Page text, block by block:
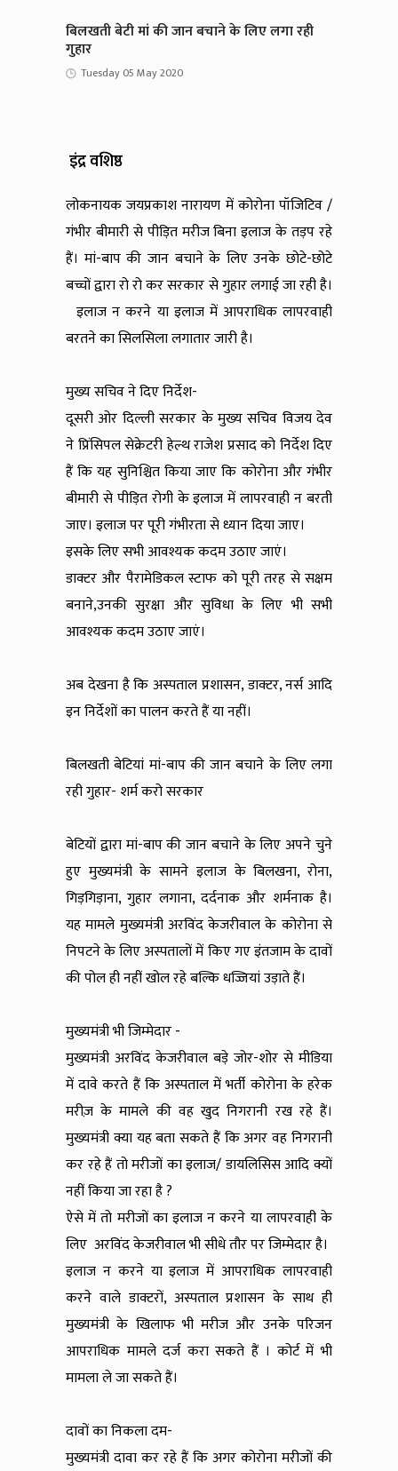
बिलखती बेटी मां की जान बचाने के लिए लगा रही
गुहार
Tuesday 05 May 2020
इंद्र वशिष्ठ
लोकनायक जयप्रकाश नारायण में कोरोना पॉजिटिव /
गंभीर बीमारी से पीड़ित मरीज बिना इलाज के तड़प रहे
हैं। मां-बाप की जान बचाने के लिए उनके छोटे-छोटे
बच्चों द्वारा रो रो कर सरकार से गुहार लगाई जा रही है।
इलाज न करने या इलाज में आपराधिक लापरवाही
बरतने का सिलसिला लगातार जारी है।
मुख्य सचिव ने दिए निर्देश-
दूसरी ओर दिल्ली सरकार के मुख्य सचिव विजय देव
ने प्रिंसिपल सेक्रेटरी हेल्थ राजेश प्रसाद को निर्देश दिए
हैं कि यह सुनिश्चित किया जाए कि कोरोना और गंभीर
बीमारी से पीड़ित रोगी के इलाज में लापरवाही न बरती
जाए। इलाज पर पूरी गंभीरता से ध्यान दिया जाए।
इसके लिए सभी आवश्यक कदम उठाए जाएं।
डाक्टर और पैरामेडिकल स्टाफ को पूरी तरह से सक्षम
बनाने,उनकी सुरक्षा और सुविधा के लिए भी सभी
आवश्यक कदम उठाए जाएं।
अब देखना है कि अस्पताल प्रशासन, डाक्टर, नर्स आदि
इन निर्देशों का पालन करते हैं या नहीं।
बिलखती बेटियां मां-बाप की जान बचाने के लिए लगा
रही गुहार- शर्म करो सरकार
बेटियों द्वारा मां-बाप की जान बचाने के लिए अपने चुने
हुए मुख्यमंत्री के सामने इलाज के बिलखना, रोना,
गिड़गिड़ाना, गुहार लगाना, दर्दनाक और शर्मनाक है।
यह मामले मुख्यमंत्री अरविंद केजरीवाल के कोरोना से
निपटने के लिए अस्पतालों में किए गए इंतजाम के दावों
की पोल ही नहीं खोल रहे बल्कि धज्जियां उड़ाते हैं।
मुख्यमंत्री भी जिम्मेदार -
मुख्यमंत्री अरविंद केजरीवाल बड़े जोर-शोर से मीडिया
में दावे करते हैं कि अस्पताल में भर्ती कोरोना के हरेक
मरीज़ के मामले की वह खुद निगरानी रख रहे हैं।
मुख्यमंत्री क्या यह बता सकते हैं कि अगर वह निगरानी
कर रहे हैं तो मरीजों का इलाज/ डायलिसिस आदि क्यों
नहीं किया जा रहा है ?
ऐसे में तो मरीजों का इलाज न करने या लापरवाही के
लिए अरविंद केजरीवाल भी सीधे तौर पर जिम्मेदार है।
इलाज न करने या इलाज में आपराधिक लापरवाही
करने वाले डाक्टरों, अस्पताल प्रशासन के साथ ही
मुख्यमंत्री के खिलाफ भी मरीज और उनके परिजन
आपराधिक मामले दर्ज करा सकते हैं । कोर्ट में भी
मामला ले जा सकते हैं।
दावों का निकला दम-
मुख्यमंत्री दावा कर रहे हैं कि अगर कोरोना मरीजों की